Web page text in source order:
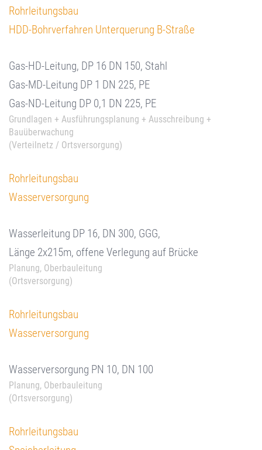
Rohrleitungsbau
HDD-Bohrverfahren Unterquerung B-Straße
Gas-HD-Leitung, DP 16 DN 150, Stahl
Gas-MD-Leitung DP 1 DN 225, PE
Gas-ND-Leitung DP 0,1 DN 225, PE
Grundlagen + Ausführungsplanung + Ausschreibung +
Bauüberwachung
(Verteilnetz / Ortsversorgung)
Rohrleitungsbau
Wasserversorgung
Wasserleitung DP 16, DN 300, GGG,
Länge 2x215m, offene Verlegung auf Brücke
Planung, Oberbauleitung
(Ortsversorgung)
Rohrleitungsbau
Wasserversorgung
Wasserversorgung PN 10, DN 100
Planung, Oberbauleitung
(Ortsversorgung)
Rohrleitungsbau